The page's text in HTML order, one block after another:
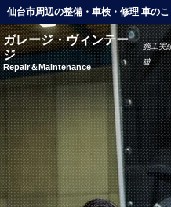
仙台市周辺の整備・車検・修理 車の
ガレージ・ヴィンテー
ジ
Repair＆Maintenance
施工実
破